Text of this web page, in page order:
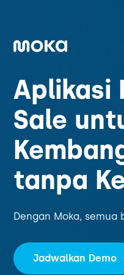
Layanan
Jualan Offline
Point of Sale
Payment
Manajemen
Jualan Online
Online Order
Lainnya
Hardware
Harga
Hubungi Kami
Blog
Aplikasi
Sale
tanpa
Dengan Moka, semua
Jadwalkan Demo